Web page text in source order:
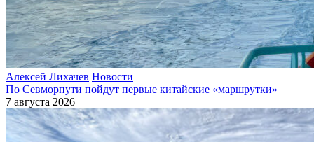
Алексей Лихачев Новости
По Севморпути пойдут первые китайские «маршрутки»
7 августа 2026